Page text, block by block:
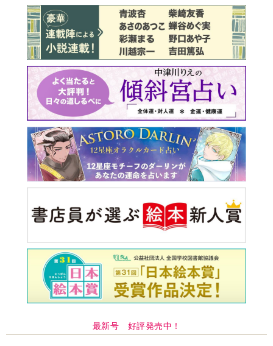
最新号 好評発売中！